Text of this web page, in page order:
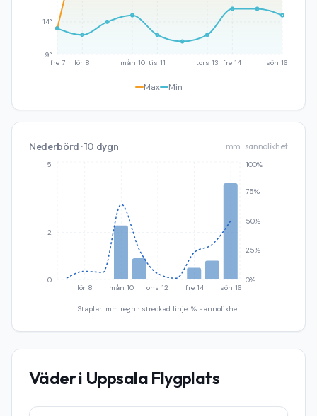
fre 7 lör 8 mån 10 tis 11 tors 13 fre 14 sön 16
9°
14°
Max Min
Nederbörd · 10 dygn mm · sannolikhet
lör 8 mån 10 ons 12 fre 14 sön 16
0
2
5
0%
25%
50%
75%
100%
Staplar: mm regn · streckad linje: % sannolikhet
Väder i Uppsala Flygplats